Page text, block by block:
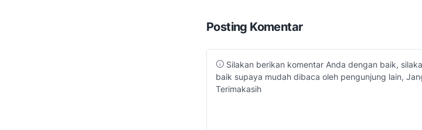
Posting Komentar
Silakan berikan komentar Anda dengan baik,
baik supaya mudah dibaca oleh pengunjung lain,
Terimakasih